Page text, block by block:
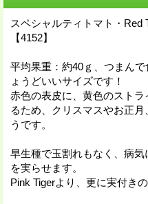
スペシャルティトマト・Red
【4152】
平均果重：約40ｇ、つまん
ょうどいいサイズです！
赤色の表皮に、黄色のストラ
るため、クリスマスやお正
うです。
早生種で玉割れもなく、病
を実らせます。
Pink Tigerより、更に実付き